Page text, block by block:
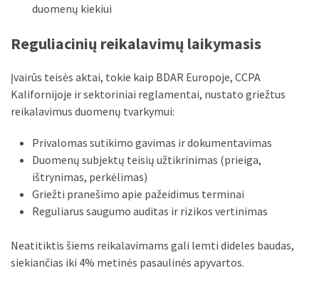
Verslas
(19)
Auto
Uncategorized
Ekologija
duomenų kiekiui
Reguliacinių reikalavimų laikymasis
Įvairūs teisės aktai, tokie kaip BDAR Europoje, CCPA
Kalifornijoje ir sektoriniai reglamentai, nustato griežtus
reikalavimus duomenų tvarkymui:
Privalomas sutikimo gavimas ir dokumentavimas
Duomenų subjektų teisių užtikrinimas (prieiga,
ištrynimas, perkėlimas)
Griežti pranešimo apie pažeidimus terminai
Reguliarus saugumo auditas ir rizikos vertinimas
Neatitiktis šiems reikalavimams gali lemti dideles baudas,
siekiančias iki 4% metinės pasaulinės apyvartos.